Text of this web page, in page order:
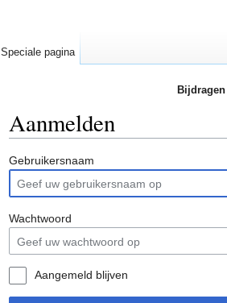
Aanmelden
Gebruikersnaam
Wachtwoord
Aangemeld blijven
Speciale pagina